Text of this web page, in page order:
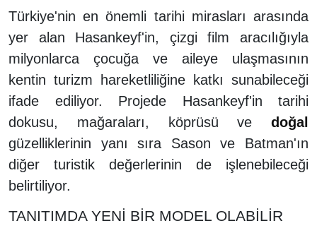
Türkiye'nin en önemli tarihi mirasları arasında
yer alan Hasankeyf'in, çizgi film aracılığıyla
milyonlarca çocuğa ve aileye ulaşmasının
kentin turizm hareketliliğine katkı sunabileceği
ifade ediliyor. Projede Hasankeyf'in tarihi
dokusu, mağaraları, köprüsü ve doğal
güzelliklerinin yanı sıra Sason ve Batman'ın
diğer turistik değerlerinin de işlenebileceği
belirtiliyor.
TANITIMDA YENİ BİR MODEL OLABİLİR